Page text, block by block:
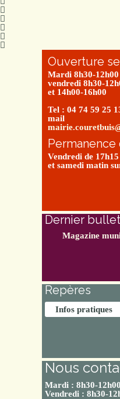
Ouverture
Mardi 8h30-12h00
vendredi 8h30-
et 14h00-16h00
Tel : 04 74 59 25
mail
Vendredi de
et samedi matin
Dernier
Magazine
Repères
Infos pratiques
Nous
Mardi : 8h30-12h00
Vendredi : 8h30-